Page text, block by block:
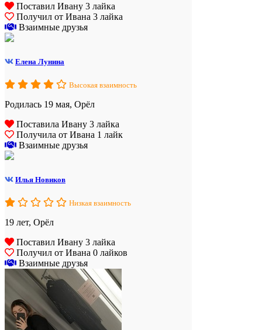
Поставил Ивану 3 лайка
Получил от Ивана 3 лайка
Взаимные друзья
Елена Лунина
Высокая взаимность
Родилась 19 мая, Орёл
Поставила Ивану 3 лайка
Получила от Ивана 1 лайк
Взаимные друзья
Илья Новиков
Низкая взаимность
19 лет, Орёл
Поставил Ивану 3 лайка
Получил от Ивана 0 лайков
Взаимные друзья